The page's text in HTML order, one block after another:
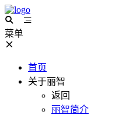
菜单
首页
关于丽智
返回
丽智简介